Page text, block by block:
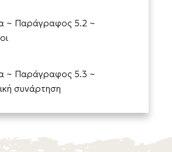
~ Παράγραφος 5.2 ~
~ Παράγραφος 5.3 ~
συνάρτηση